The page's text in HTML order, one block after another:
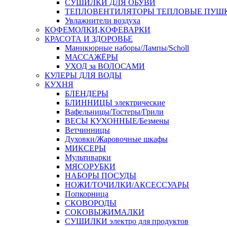
СУШИЛКИ ДЛЯ ОБУВИ
ТЕПЛОВЕНТИЛЯТОРЫ ТЕПЛОВЫЕ
Увлажнители воздуха
КОФЕМОЛКИ,КОФЕВАРКИ
КРАСОТА И ЗДОРОВЬЕ
Маникюрные наборы/Лампы/Scholl
МАССАЖЁРЫ
УХОД за ВОЛОСАМИ
КУЛЕРЫ ДЛЯ ВОДЫ
КУХНЯ
БЛЕНДЕРЫ
БЛИННИЦЫ электрические
Вафельницы/Тостеры/Грили
ВЕСЫ КУХОННЫЕ/Безмены
Ветчинницы
Духовки/Жаровочные шкафы
МИКСЕРЫ
Мультиварки
МЯСОРУБКИ
НАБОРЫ ПОСУДЫ
НОЖИ/ТОЧИЛКИ/АКСЕССУАРЫ
Попкорница
СКОВОРОДЫ
СОКОВЫЖИМАЛКИ
СУШИЛКИ электро для продуктов